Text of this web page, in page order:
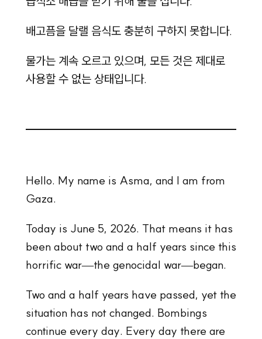
배고픔을 달랠 음식도 충분히 구하지 못합니다.
물가는 계속 오르고 있으며, 모든 것은 제대로
사용할 수 없는 상태입니다.
Hello. My name is Asma, and I am from
Gaza.
Today is June 5, 2026. That means it has
been about two and a half years since this
horrific war—the genocidal war—began.
Two and a half years have passed, yet the
situation has not changed. Bombings
continue every day. Every day there are